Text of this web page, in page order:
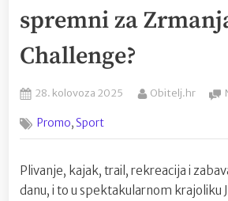
spremni za
Challenge?
Posted
28. kolovoza 2025 By
Obitelj.hr
Promo,Sport
Plivanje, kajak, trail, rekreacija i
danu, i to u spektakularnom krajoliku